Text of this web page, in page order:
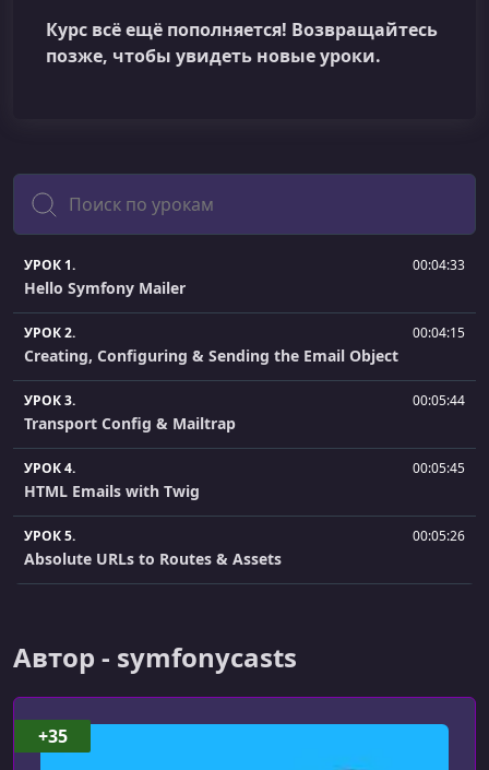
Курс всё ещё пополняется! Возвращайтесь
позже, чтобы увидеть новые уроки.
Поиск
УРОК 1. 00:04:33
Hello Symfony Mailer
УРОК 2. 00:04:15
Creating, Configuring & Sending the Email Object
УРОК 3. 00:05:44
Transport Config & Mailtrap
УРОК 4. 00:05:45
HTML Emails with Twig
УРОК 5. 00:05:26
Absolute URLs to Routes & Assets
УРОК 7.
Pretty Text Emails
УРОК 8.
Автор - symfonycasts
+35